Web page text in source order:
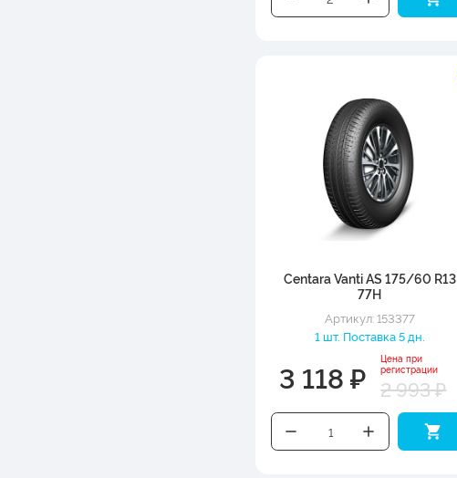
Centara Vanti AS 175/60 R13
77H
Артикул: 153377
1 шт. Поставка 5 дн.
3 118 ₽
Цена при
регистрации
2 993 ₽